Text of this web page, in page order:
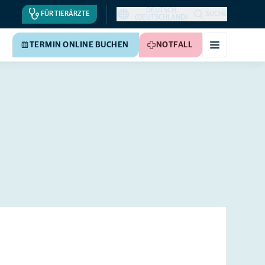
FÜR TIERÄRZTE
DEUTSCH
(DEUTSCHLAND)
SUCHE
TERMIN ONLINE BUCHEN NOTFALL